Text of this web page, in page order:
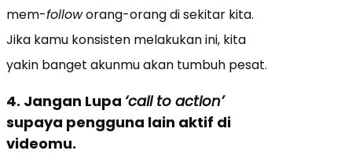
mem-followorang-orang di sekitar kita.
Jika kamu konsisten melakukan ini, kita
yakin banget akunmu akan tumbuh pesat.
4. Jangan Lupa ‘call to action’
supaya pengguna lain aktif di
videomu.